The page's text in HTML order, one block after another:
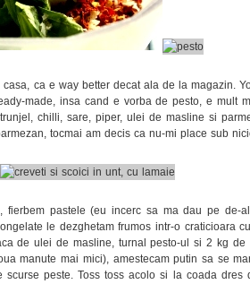
casa, ca e way better decat ala de la magazin.
made, insa cand e vorba de pesto, e mult
chilli, sare, piper, ulei de masline si
tocmai am decis ca nu-mi place sub
fierbem pastele (eu incerc sa ma dau pe de-
le dezghetam frumos intr-o craticioara
de ulei de masline, turnal pesto-ul si 2 kg
manute mai mici), amestecam putin sa se
scurse peste. Toss toss acolo si la coada dres